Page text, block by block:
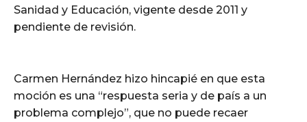
Sanidad y Educación, vigente desde 2011 y
pendiente de revisión.
Carmen Hernández hizo hincapié en que esta
moción es una “respuesta seria y de país a un
problema complejo”, que no puede recaer